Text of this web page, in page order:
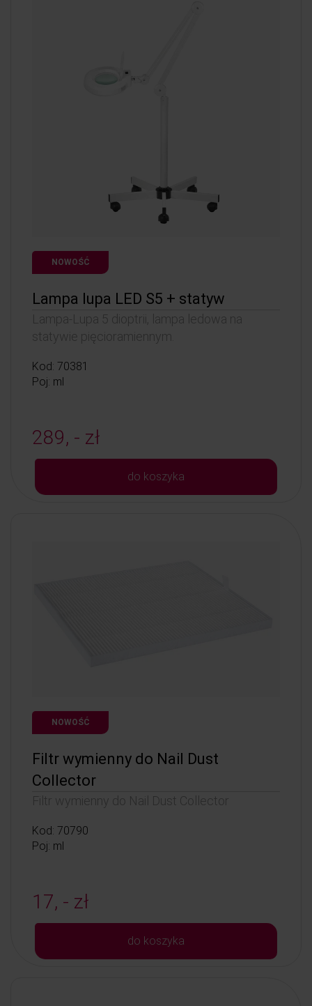
NOWOŚĆ
Lampa lupa LED S5 + statyw
Lampa-Lupa 5 dioptrii, lampa ledowa na
statywie pięcioramiennym.
Kod: 70381
Poj: ml
289, - zł
do koszyka
NOWOŚĆ
Filtr wymienny do Nail Dust
Collector
Filtr wymienny do Nail Dust Collector
Kod: 70790
Poj: ml
17, - zł
do koszyka